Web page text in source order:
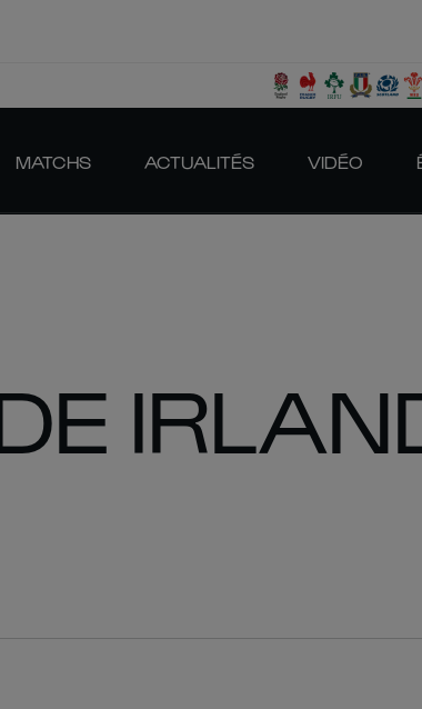
MATCHS ACTUALITÉS VIDÉO